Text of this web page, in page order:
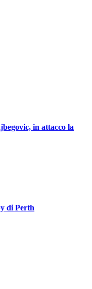
in attacco la
di Perth